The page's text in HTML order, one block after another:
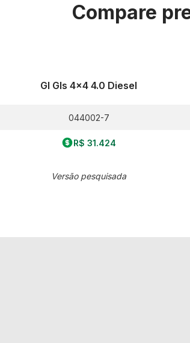
Compare
Gl Gls 4x4 4.0 Diesel
044002-7
R$ 31.424
Versão pesquisada